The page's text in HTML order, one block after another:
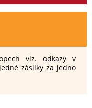
viz. odkazy v
zásilky za jedno